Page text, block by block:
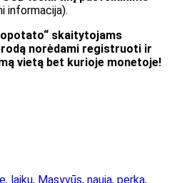
informacija).
skaitytojams
norėdami registruoti ir
vietą bet kurioje monetoje!
, laikų, Masyvūs, naują, perka,